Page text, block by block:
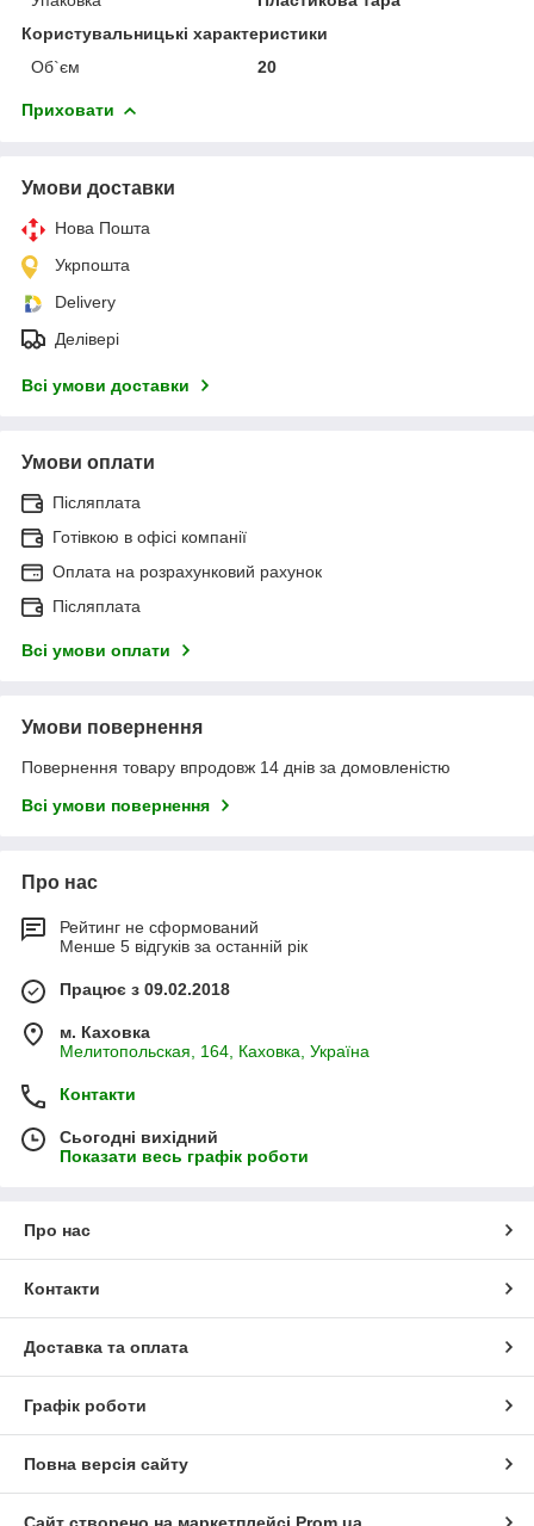
Користувальницькі характеристики
Об`єм
20
Приховати
Умови доставки
Нова Пошта
Укрпошта
Delivery
Делівері
Всі умови доставки
Умови оплати
Післяплата
Готівкою в офісі компанії
Оплата на розрахунковий рахунок
Післяплата
Всі умови оплати
Умови повернення
Повернення товару впродовж 14 днів за домовленістю
Всі умови повернення
Про нас
Рейтинг не сформований
Менше 5 відгуків за останній рік
Працює з 09.02.2018
м. Каховка
Мелитопольская, 164, Каховка, Україна
Контакти
Сьогодні вихідний
Показати весь графік роботи
Про нас
Контакти
Доставка та оплата
Графік роботи
Повна версія сайту
Сайт створено на маркетплейсі Prom.ua